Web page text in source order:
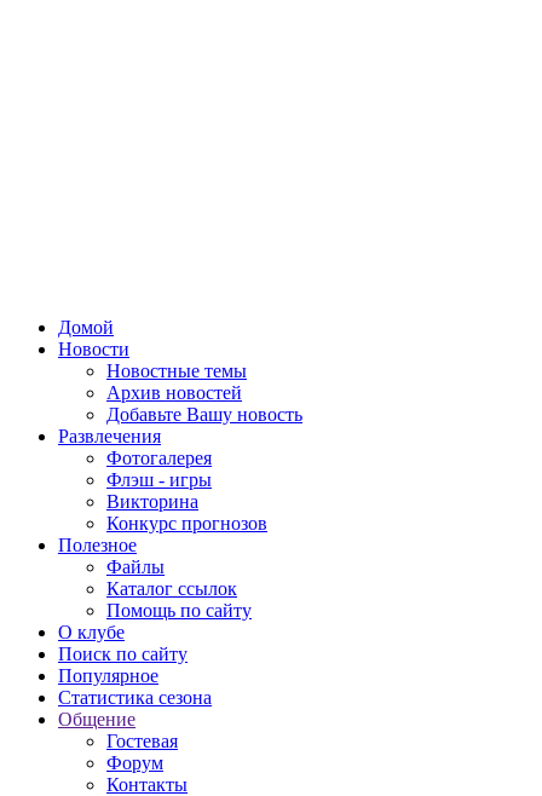
Домой
Новости
Новостные темы
Архив новостей
Добавьте Вашу новость
Развлечения
Фотогалерея
Флэш - игры
Викторина
Конкурс прогнозов
Полезное
Файлы
Каталог ссылок
Помощь по сайту
О клубе
Поиск по сайту
Популярное
Статистика сезона
Общение
Гостевая
Форум
Контакты